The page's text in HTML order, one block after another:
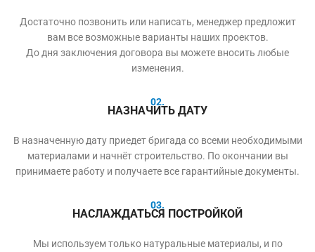
Достаточно позвонить или написать, менеджер предложит
вам все возможные варианты наших проектов.
До дня заключения договора вы можете вносить любые
изменения.
02.
НАЗНАЧИТЬ ДАТУ
В назначенную дату приедет бригада со всеми необходимыми
материалами и начнёт строительство. По окончании вы
принимаете работу и получаете все гарантийные документы.
03.
НАСЛАЖДАТЬСЯ ПОСТРОЙКОЙ
Мы используем только натуральные материалы, и по